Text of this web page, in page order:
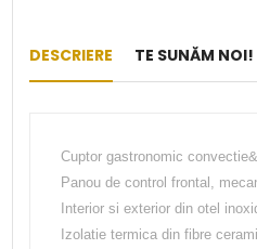
DESCRIERE TE SUNĂM NOI!
Cuptor gastronomic
Panou de control frontal,
Interior si exterior din otel
Izolatie termica din fibre